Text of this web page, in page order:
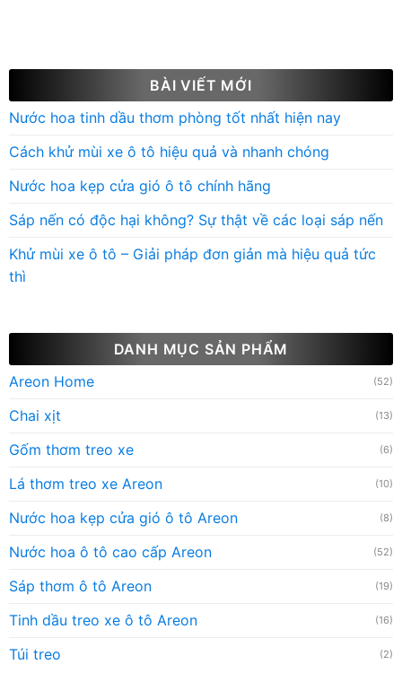
BÀI VIẾT MỚI
Nước hoa tinh dầu thơm phòng tốt nhất hiện nay
Cách khử mùi xe ô tô hiệu quả và nhanh chóng
Nước hoa kẹp cửa gió ô tô chính hãng
Sáp nến có độc hại không? Sự thật về các loại sáp nến
Khử mùi xe ô tô – Giải pháp đơn giản mà hiệu quả tức
thì
DANH MỤC SẢN PHẨM
Areon Home
(52)
Chai xịt (13)
Gốm thơm treo xe (6)
Lá thơm treo xe Areon (10)
Nước hoa kẹp cửa gió ô tô Areon (8)
Nước hoa ô tô cao cấp Areon (52)
Sáp thơm ô tô Areon (19)
Tinh dầu treo xe ô tô Areon (16)
Túi treo (2)